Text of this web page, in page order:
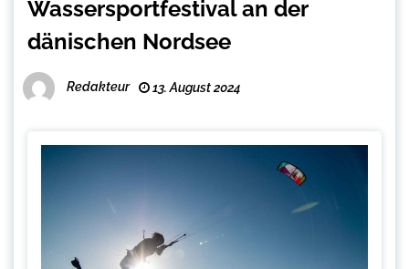
Wassersportfestival an der
dänischen Nordsee
Redakteur 13. August 2024